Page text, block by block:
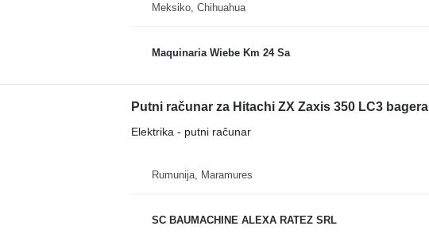
Meksiko, Chihuahua
Maquinaria Wiebe Km 24 Sa
Putni računar za Hitachi ZX Zaxis 350 LC3 bagera
Elektrika - putni računar
Rumunija, Maramures
SC BAUMACHINE ALEXA RATEZ SRL